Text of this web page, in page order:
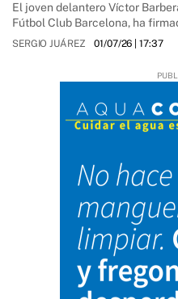
El joven delantero Víctor
Fútbol Club Barcelona, ha
SERGIO JUÁREZ 01/07/26 | 17:37